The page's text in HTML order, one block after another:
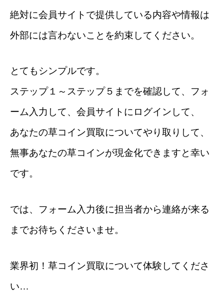
絶対に会員サイトで提供している内容や情報は
外部には言わないことを約束してください。
とてもシンプルです。
ステップ１～ステップ５までを確認して、フォ
ーム入力して、会員サイトにログインして、
あなたの草コイン買取についてやり取りして、
無事あなたの草コインが現金化できますと幸い
です。
では、フォーム入力後に担当者から連絡が来る
までお待ちくださいませ。
業界初！草コイン買取について体験してくださ
い…